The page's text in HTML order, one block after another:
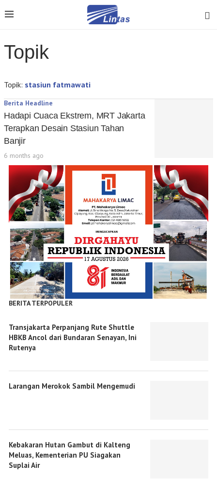
Topik
Topik: stasiun fatmawati
Berita Headline
Hadapi Cuaca Ekstrem, MRT Jakarta
Terapkan Desain Stasiun Tahan
Banjir
6 months ago
BERITA TERPOPULER
Transjakarta Perpanjang Rute Shuttle
HBKB Ancol dari Bundaran Senayan, Ini
Rutenya
Larangan Merokok Sambil Mengemudi
Kebakaran Hutan Gambut di Kalteng
Meluas, Kementerian PU Siagakan
Suplai Air